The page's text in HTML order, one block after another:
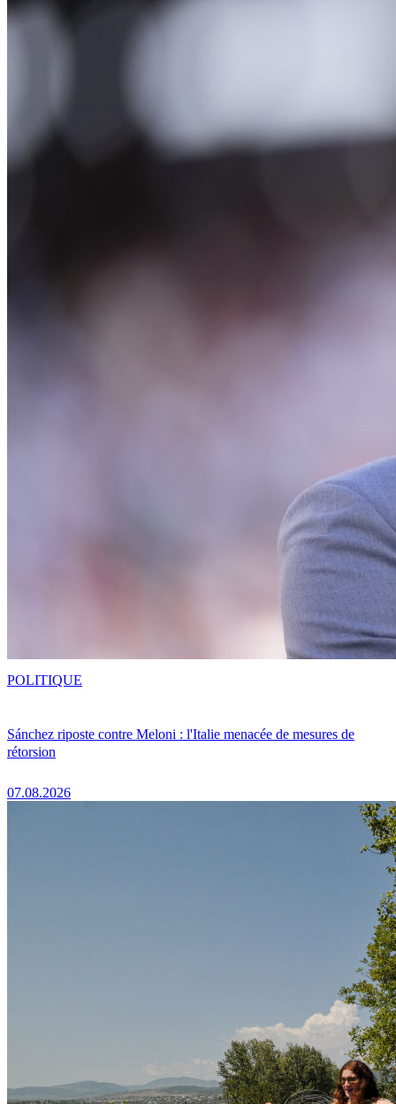
Sánchez riposte contre Meloni : l'Italie menacée de mesures de
rétorsion
07.08.2026
POLITIQUE